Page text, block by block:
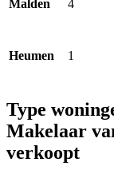
Malden 4
Heumen 1
Type
Makelaar
verkoopt